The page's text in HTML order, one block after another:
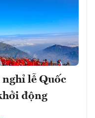
lễ Quốc
động